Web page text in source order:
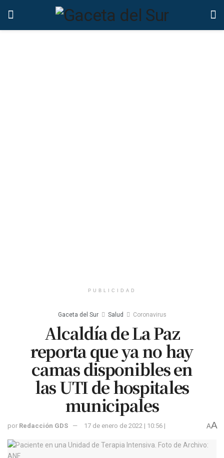
PUBLICIDAD
Gaceta del Sur Salud Coronavirus
Alcaldía de La Paz
reporta que ya no hay
camas disponibles en
las UTI de hospitales
municipales
por Redacción GDS 17 de enero de 2022 | 10:56 | AA